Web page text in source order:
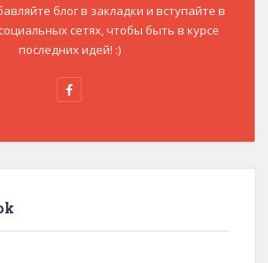
блог в закладки и вступайте в
сетях, чтобы быть в курсе
последних идей! :)